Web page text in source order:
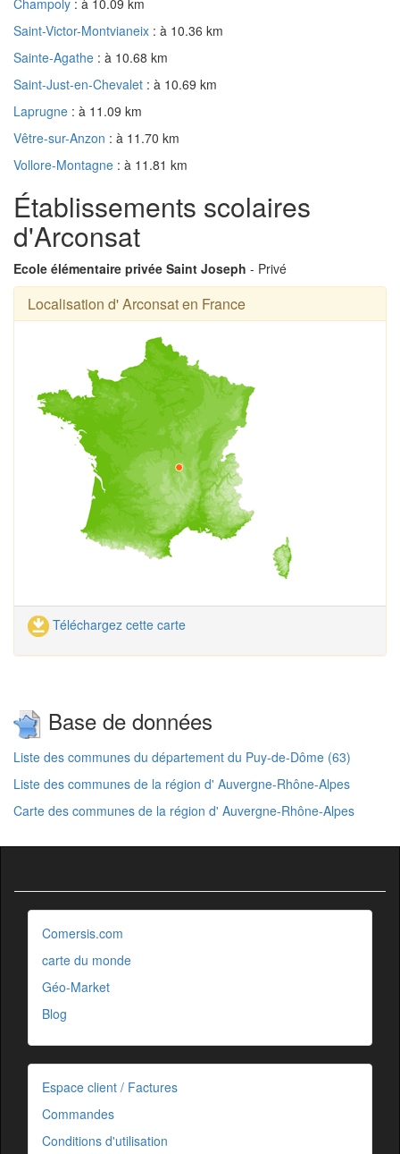
Saint-Victor-Montvianeix : à 10.36 km
Sainte-Agathe : à 10.68 km
Saint-Just-en-Chevalet : à 10.69 km
Laprugne : à 11.09 km
Vêtre-sur-Anzon : à 11.70 km
Vollore-Montagne : à 11.81 km
Établissements scolaires
d'Arconsat
Ecole élémentaire privée Saint Joseph - Privé
Localisation d' Arconsat en France
Téléchargez cette carte
Base de données
Liste des communes du département du Puy-de-Dôme (63)
Liste des communes de la région d' Auvergne-Rhône-Alpes
Carte des communes de la région d' Auvergne-Rhône-Alpes
Comersis.com
carte du monde
Géo-Market
Blog
Espace client / Factures
Commandes
Conditions d'utilisation